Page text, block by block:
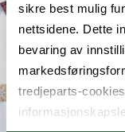
sikre best mulig
nettsidene. Dette
bevaring av
tredjeparts-